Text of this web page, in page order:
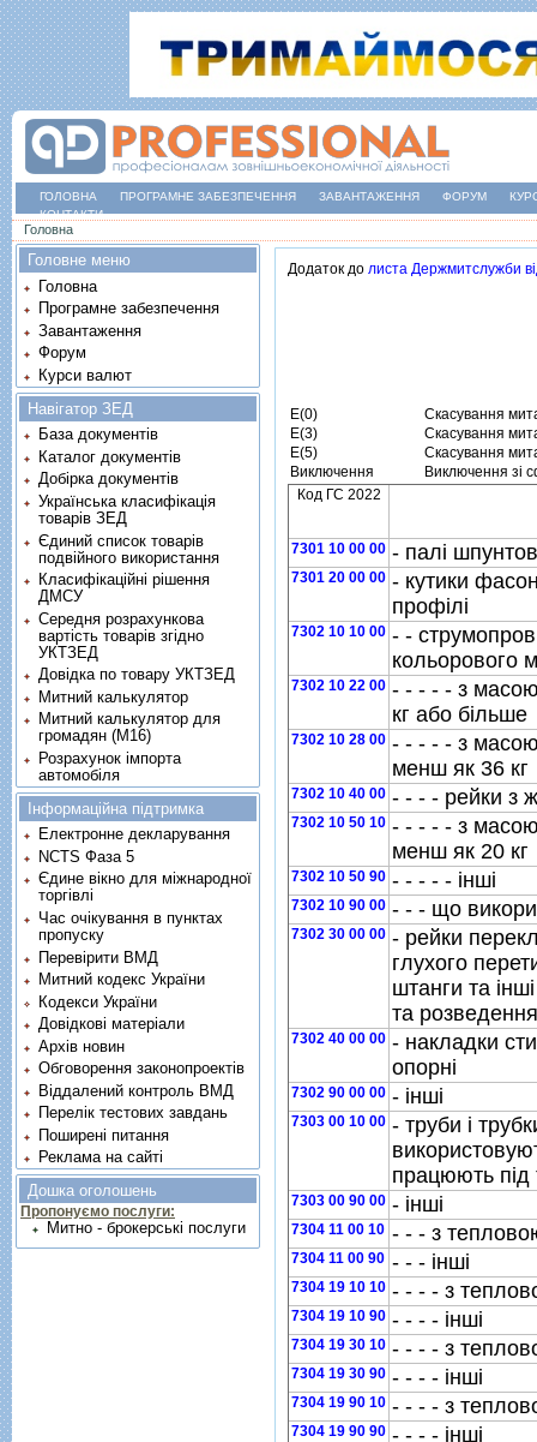
ГОЛОВНА ПРОГРАМНЕ ЗАБЕЗПЕЧЕННЯ ЗАВАНТАЖЕННЯ ФОРУМ
КОНТАКТИ
Ви є тут
Головна
Додаток до листа Держмитслужби
E(0)
Скасування
E(3)
Скасування
E(5)
Скасування
Виключення
Виключення зi
Код ГС 2022
7301 10 00 00 - палi
7301 20 00 00 - кутики
профiлi
7302 10 10 00 - -
кольорового
7302 10 22 00 - - - - - з
кг або бiльше
7302 10 28 00 - - - - - з
менш як 36 кг
7302 10 40 00 - - - - рейки з
7302 10 50 10 - - - - - з
менш як 20 кг
7302 10 50 90 - - - - - iншi
7302 10 90 00 - - - що
7302 30 00 00 - рейки
глухого
штанги та
та
7302 40 00 00 - накладки
опорнi
7302 90 00 00 - iншi
7303 00 10 00 - труби i
працюють пiд
7303 00 90 00 - iншi
7304 11 00 10 - - - з
7304 11 00 90 - - - iншi
7304 19 10 10 - - - - з
7304 19 10 90 - - - - iншi
7304 19 30 10 - - - - з
7304 19 30 90 - - - - iншi
7304 19 90 10 - - - - з
7304 19 90 90 - - - - iншi
Головне меню
Головна
Програмне забезпечення
Завантаження
Форум
Курси валют
Навігатор ЗЕД
База документів
Каталог документів
Добірка документів
Українська класифікація
товарів ЗЕД
Єдиний список товарів
подвійного використання
Класифікаційні рішення
ДМСУ
Середня розрахункова
вартість товарів згідно
УКТЗЕД
Довідка по товару УКТЗЕД
Митний калькулятор
Митний калькулятор для
громадян (М16)
Розрахунок імпорта
автомобіля
Інформаційна підтримка
Електронне декларування
NCTS Фаза 5
Єдине вікно для міжнародної
торгівлі
Час очікування в пунктах
пропуску
Перевірити ВМД
Митний кодекс України
Кодекси України
Довідкові матеріали
Архів новин
Обговорення законопроектів
Віддалений контроль ВМД
Перелік тестових завдань
Поширені питання
Реклама на сайті
Дошка оголошень
Пропонуємо послуги:
Митно - брокерські послуги